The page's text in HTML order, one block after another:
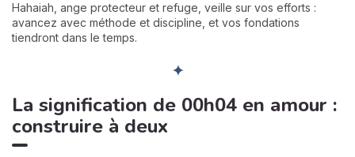
Hahaiah, ange protecteur et refuge, veille sur vos efforts :
avancez avec méthode et discipline, et vos fondations
tiendront dans le temps.
✦
La signification de 00h04 en amour :
construire à deux